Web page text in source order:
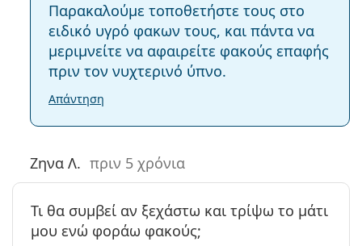
Παρακαλούμε τοποθετήστε τους στο
ειδικό υγρό φακων τους, και πάντα να
μεριμνείτε να αφαιρείτε φακούς επαφής
πριν τον νυχτερινό ύπνο.
Απάντηση
Ζηνα Λ. πριν 5 χρόνια
Τι θα συμβεί αν ξεχάστω και τρίψω το μάτι
μου ενώ φοράω φακούς;